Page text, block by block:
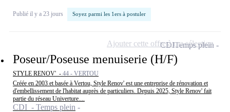
Publié il y a 23 jours Soyez parmi les 1ers à postuler
Poseur/Poseuse menuiserie (H/F)
STYLE RENOV' - 44 - VERTOU
Créée en 2003 et basée à Vertou, Style Renov' est une entreprise de rénovation et
d'embellissement de l'habitat auprès de particuliers. Depuis 2025, Style Renov' fait
partie du réseau Univerture....
CDI - Temps plein
CDITemps plein
Ajouter cette offre à ma sélection